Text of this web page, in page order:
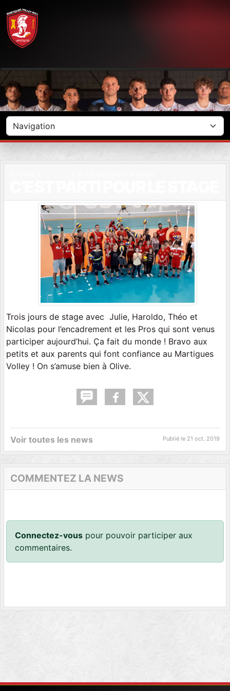
Trois jours de stage avec Julie, Haroldo, Théo et
Nicolas pour l’encadrement et les Pros qui sont venus
participer aujourd’hui. Ça fait du monde ! Bravo aux
petits et aux parents qui font confiance au Martigues
Volley ! On s’amuse bien à Olive.
Voir toutes les news Publié le 21 oct. 2019
COMMENTEZ LA NEWS
Connectez-vous pour pouvoir participer aux
commentaires.
Panneau de gestion des cookies